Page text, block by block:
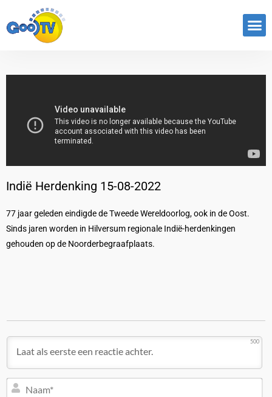
Indië Herdenking 15-08-2022
77 jaar geleden eindigde de Tweede Wereldoorlog, ook in de Oost.
Sinds jaren worden in Hilversum regionale Indië-herdenkingen
gehouden op de Noorderbegraafplaats.
500